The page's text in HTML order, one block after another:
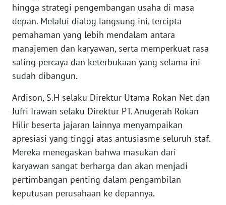
hingga strategi pengembangan usaha di masa
depan. Melalui dialog langsung ini, tercipta
pemahaman yang lebih mendalam antara
manajemen dan karyawan, serta memperkuat rasa
saling percaya dan keterbukaan yang selama ini
sudah dibangun.
Ardison, S.H selaku Direktur Utama Rokan Net dan
Jufri Irawan selaku Direktur PT. Anugerah Rokan
Hilir beserta jajaran lainnya menyampaikan
apresiasi yang tinggi atas antusiasme seluruh staf.
Mereka menegaskan bahwa masukan dari
karyawan sangat berharga dan akan menjadi
pertimbangan penting dalam pengambilan
keputusan perusahaan ke depannya.
PAPUA
BARAT
WN
RIAU
WN
SERAMBI
WN
JAMBI
WN